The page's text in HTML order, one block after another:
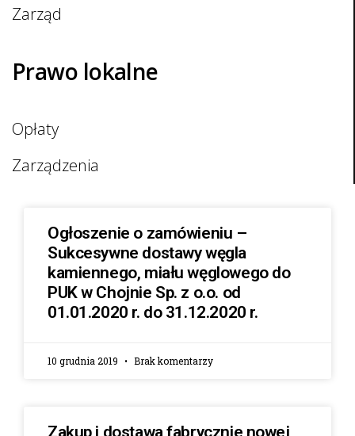
Zarząd
Prawo lokalne
Opłaty
Zarządzenia
Ogłoszenie o zamówieniu –
Sukcesywne dostawy węgla
kamiennego, miału węglowego do
PUK w Chojnie Sp. z o.o. od
01.01.2020 r. do 31.12.2020 r.
10 grudnia 2019 Brak komentarzy